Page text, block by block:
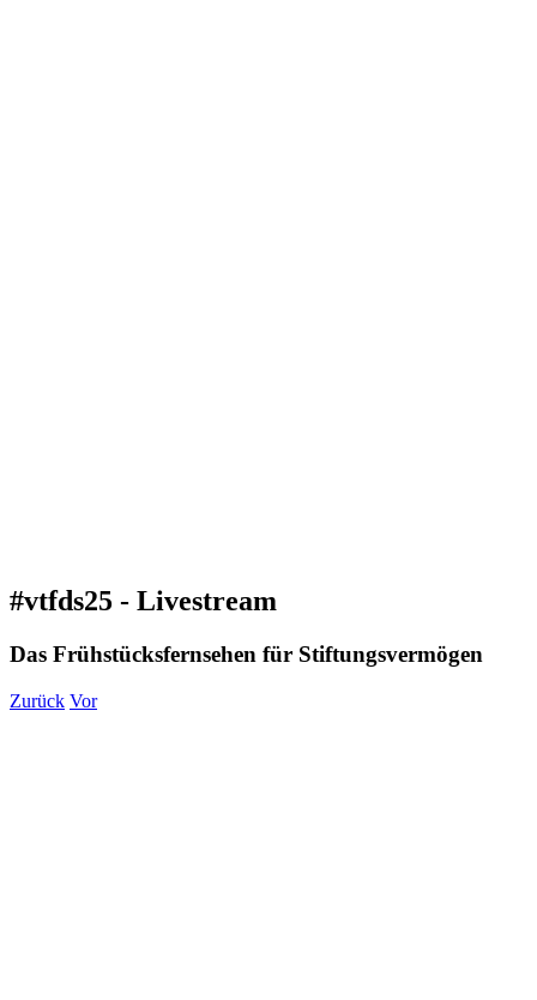
#vtfds25 - Livestream
Das Frühstücksfernsehen für Stiftungsvermögen
Zurück Vor